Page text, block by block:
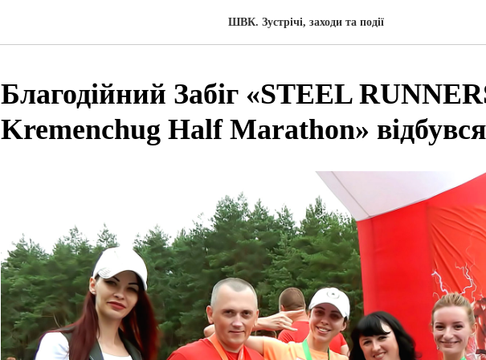
ШВК. Зустрічі, заходи та події
Благодійний Забіг «STEEL
Kremenchug Half Marathon» відбувся